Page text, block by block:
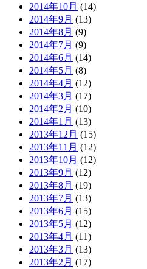
2014年10月 (14)
2014年9月 (13)
2014年8月 (9)
2014年7月 (9)
2014年6月 (14)
2014年5月 (8)
2014年4月 (12)
2014年3月 (17)
2014年2月 (10)
2014年1月 (13)
2013年12月 (15)
2013年11月 (12)
2013年10月 (12)
2013年9月 (12)
2013年8月 (19)
2013年7月 (13)
2013年6月 (15)
2013年5月 (12)
2013年4月 (11)
2013年3月 (13)
2013年2月 (17)